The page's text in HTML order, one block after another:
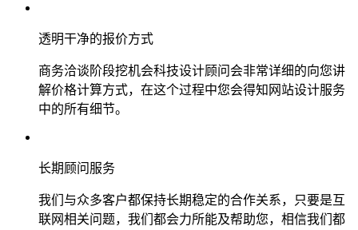
透明干净的报价方式
商务洽谈阶段挖机会科技设计顾问会非常详细的向您讲
解价格计算方式，在这个过程中您会得知网站设计服务
中的所有细节。
长期顾问服务
我们与众多客户都保持长期稳定的合作关系，只要是互
联网相关问题，我们都会力所能及帮助您，相信我们都